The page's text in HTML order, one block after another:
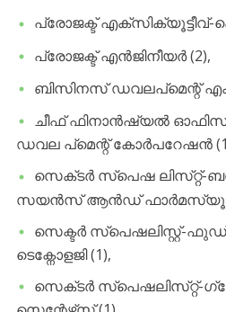
പ്രോജക്ട് എക്‌സിക്യൂട്ടീവ്-കെ
പ്രോജക്ട് എൻജിനീയർ (2),
ബിസിനസ് ഡവലപ്മെന്റ്
ചീഫ് ഫിനാൻഷ്യൽ
ഡവല പ്മെന്റ് കോർപറേഷൻ
സെക്‌ടർ സ്പെഷ ലിസ്‌റ്റ്-
സയൻസ് ആൻഡ്
സെക്ടർ
ടെക്നോളജി (1),
സെക്‌ടർ സ്പെഷലിസ്‌റ്റ്-